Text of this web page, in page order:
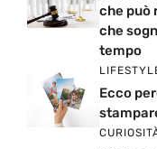
che può
che
tempo
Ecco